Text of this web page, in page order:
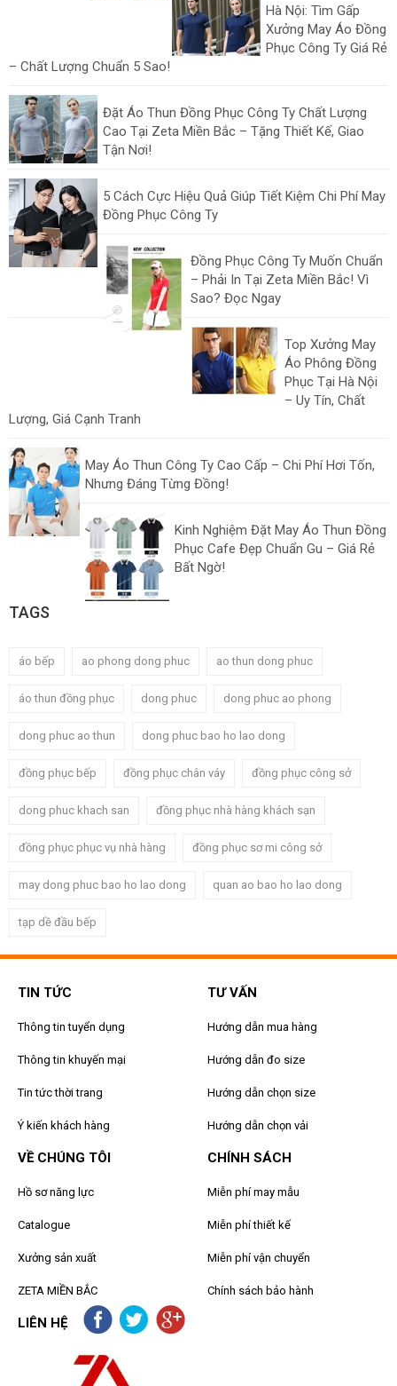
Hà Nội: Tìm Gấp
Xưởng May Áo Đồng
Phục Công Ty Giá Rẻ
– Chất Lượng Chuẩn 5 Sao!
Đặt Áo Thun Đồng Phục Công Ty Chất Lượng
Cao Tại Zeta Miền Bắc – Tặng Thiết Kế, Giao
Tận Nơi!
5 Cách Cực Hiệu Quả Giúp Tiết Kiệm Chi Phí May
Đồng Phục Công Ty
Đồng Phục Công Ty Muốn Chuẩn
– Phải In Tại Zeta Miền Bắc! Vì
Sao? Đọc Ngay
Top Xưởng May
Áo Phông Đồng
Phục Tại Hà Nội
– Uy Tín, Chất
Lượng, Giá Cạnh Tranh
May Áo Thun Công Ty Cao Cấp – Chi Phí Hơi Tốn,
Nhưng Đáng Từng Đồng!
Kinh Nghiệm Đặt May Áo Thun Đồng
Phục Cafe Đẹp Chuẩn Gu – Giá Rẻ
Bất Ngờ!
TAGS
áo bếp ao phong dong phuc ao thun dong phuc
áo thun đồng phục dong phuc dong phuc ao phong
dong phuc ao thun dong phuc bao ho lao dong
đồng phục bếp đồng phục chân váy đồng phục công sở
dong phuc khach san đồng phục nhà hàng khách sạn
đồng phục phục vụ nhà hàng đồng phục sơ mi công sở
may dong phuc bao ho lao dong quan ao bao ho lao dong
tạp dề đầu bếp
TIN TỨC
Thông tin tuyển dụng
Thông tin khuyến mại
Tin tức thời trang
Ý kiến khách hàng
TƯ VẤN
Hướng dẫn mua hàng
Hướng dẫn đo size
Hướng dẫn chọn size
Hướng dẫn chọn vải
VỀ CHÚNG TÔI
Hồ sơ năng lực
Catalogue
Xưởng sản xuất
ZETA MIỀN BẮC
CHÍNH SÁCH
Miễn phí may mẫu
Miễn phí thiết kế
Miễn phí vận chuyển
Chính sách bảo hành
LIÊN HỆ